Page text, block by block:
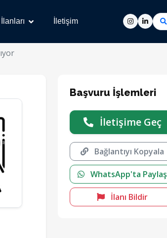
İletişim
Başvuru İşlemleri
İletişime Geç
Bağlantıyı Kopyala
WhatsApp'ta Paylaş
İlanı Bildir